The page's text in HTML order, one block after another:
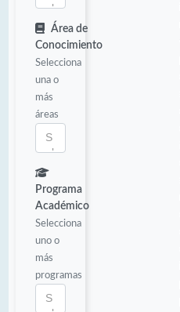
Área de
Conocimiento
Selecciona
una o
más
áreas
Programa
Académico
Selecciona
uno o
más
programas